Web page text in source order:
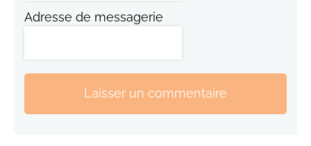
Adresse de messagerie
Laisser un commentaire